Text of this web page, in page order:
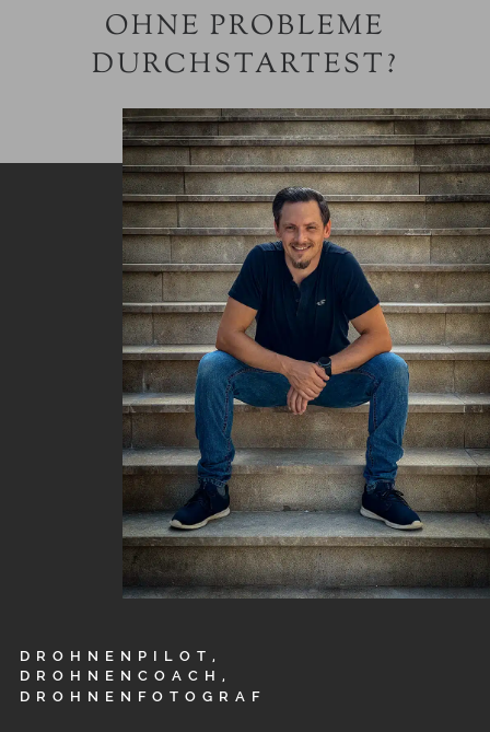
OHNE PROBLEME
DURCHSTARTEST?
DROHNENPILOT,
DROHNENCOACH,
DROHNENFOTOGRAF